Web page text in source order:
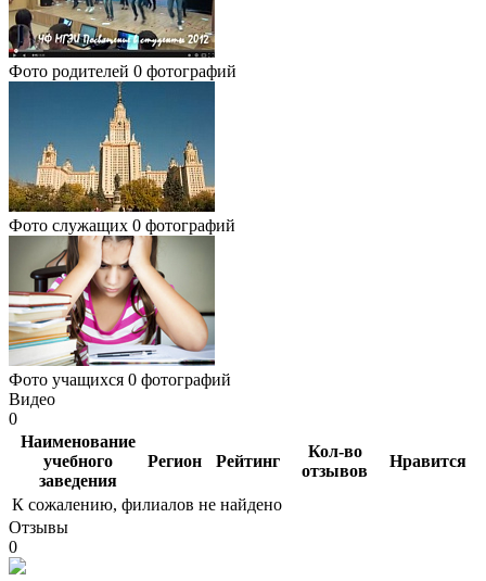
Фото родителей 0 фотографий
Фото служащих 0 фотографий
Фото учащихся 0 фотографий
Видео
0
Наименование
учебного
заведения
Регион Рейтинг
Кол-во
отзывов
Нравится
К сожалению, филиалов не найдено
Отзывы
0